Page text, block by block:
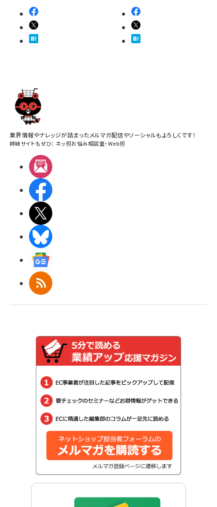
業界情報やナレッジが詰まったメルマガ配信やソーシャルもよろしくです！
姉妹サイトもぜひ： ネッ担お悩み相談室・Web担
RSS